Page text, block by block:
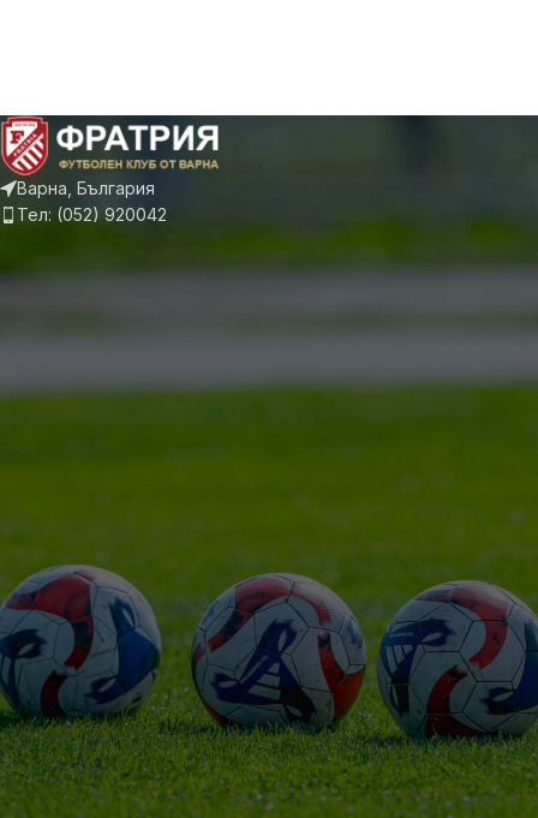
Варна, България
Тел: (052) 920042